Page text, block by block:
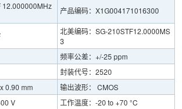
12.000000MHz
产品编码：X1G004171016300
北美编码：SG-210STF12.0000MS
3
频率公差：+/-25 ppm
封装代号：2520
0.90 mm
输出波形： CMOS
V
工作温度：-20 to +70 °C